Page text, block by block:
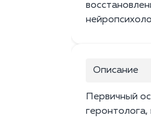
Описание
Первичный
геронтолога,